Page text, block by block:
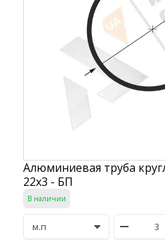
Алюминиевая труба
22х3 - БП
В наличии